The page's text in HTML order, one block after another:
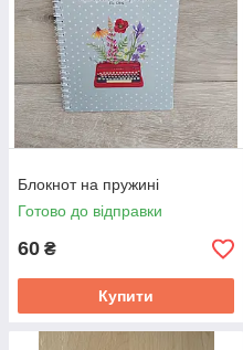
Блокнот на пружині
Готово до відправки
60 ₴
Купити